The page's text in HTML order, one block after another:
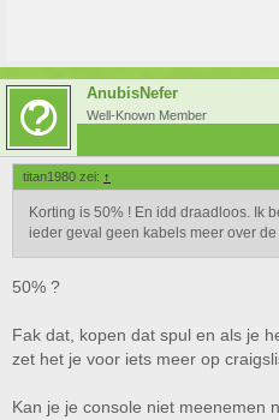
AnubisNefer
Well-Known Member
titan1980 zei: ↑
Korting is 50% ! En idd draadloos. Ik
ieder geval geen kabels meer over de
50% ?
Fak dat, kopen dat spul en als je
zet het je voor iets meer op
Kan je je console niet meenemen